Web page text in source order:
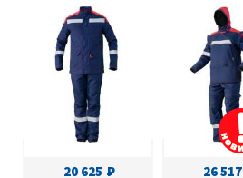
20 625 26 517